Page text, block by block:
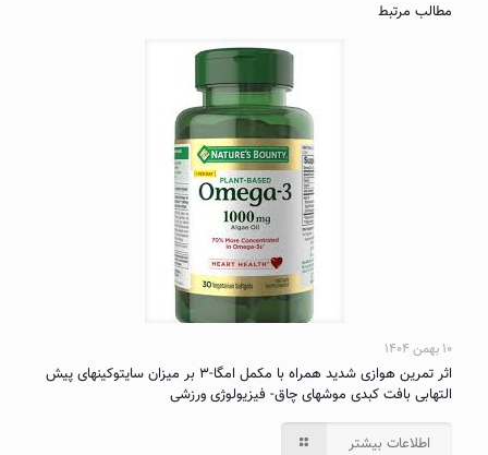
مطالب مرتبط
۱۰ بهمن ۱۴۰۴
اثر تمرین هوازی شدید همراه با مکمل امگا-۳ بر میزان سایتوکینهای پیش
التهابی بافت کبدی موشهای چاق- فیزیولوژی ورزشی
اطلاعات بیشتر